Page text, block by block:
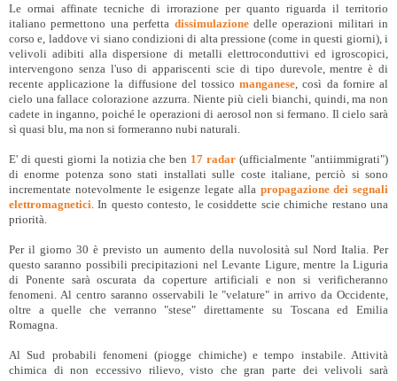
Le ormai affinate tecniche di irrorazione per quanto riguarda il territorio
italiano permettono una perfetta dissimulazione delle operazioni militari in
corso e, laddove vi siano condizioni di alta pressione (come in questi giorni), i
velivoli adibiti alla dispersione di metalli elettroconduttivi ed igroscopici,
intervengono senza l'uso di appariscenti scie di tipo durevole, mentre è di
recente applicazione la diffusione del tossicomanganese , così da fornire al
cielo una fallace colorazione azzurra. Niente più cieli bianchi, quindi, ma non
cadete in inganno, poiché le operazioni di aerosol non si fermano. Il cielo sarà
sì quasi blu, ma non si formeranno nubi naturali.
E' di questi giorni la notizia che ben 17 radar(ufficialmente "antiimmigrati")
di enorme potenza sono stati installati sulle coste italiane, perciò si sono
incrementate notevolmente le esigenze legate alla propagazione dei segnali
elettromagnetici . In questo contesto, le cosiddette scie chimiche restano una
priorità.
Per il giorno 30 è previsto un aumento della nuvolosità sul Nord Italia. Per
questo saranno possibili precipitazioni nel Levante Ligure, mentre la Liguria
di Ponente sarà oscurata da coperture artificiali e non si verificheranno
fenomeni. Al centro saranno osservabili le "velature" in arrivo da Occidente,
oltre a quelle che verranno "stese" direttamente su Toscana ed Emilia
Romagna.
Al Sud probabili fenomeni (piogge chimiche) e tempo instabile. Attività
chimica di non eccessivo rilievo, visto che gran parte dei velivoli sarà